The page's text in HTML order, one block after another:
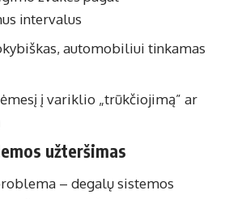
intervalus
automobiliui tinkamas
į variklio „trūkčiojimą” ar
užteršimas
– degalų sistemos